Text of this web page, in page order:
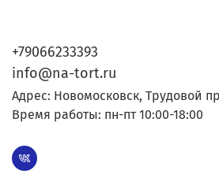
+79066233393
info@na-tort.ru
Адрес: Новомосковск, Трудовой
Время работы: пн-пт 10:00-18:00